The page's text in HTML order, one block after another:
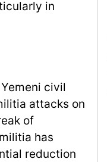
in
civil
attacks on
of
has
reduction